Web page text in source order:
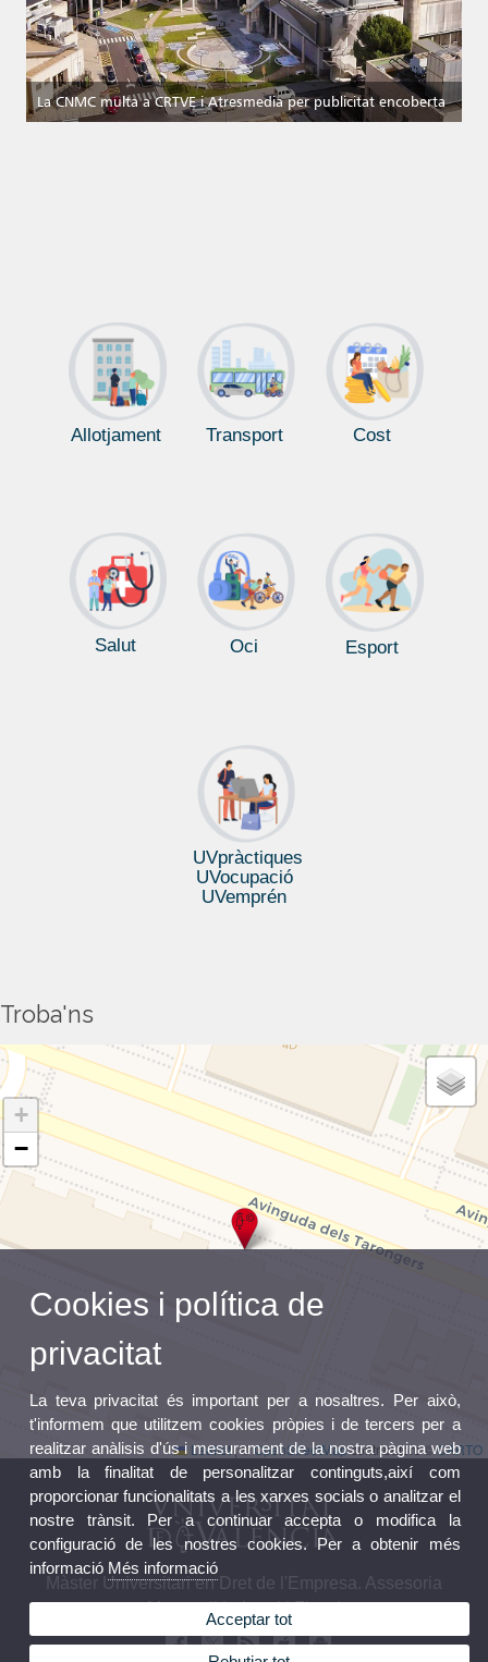
La CNMC multa a CRTVE i Atresmedia per publicitat encoberta
Allotjament Transport Cost
Salut Oci Esport
UVpràctiques
UVocupació
UVemprén
Troba'ns
+
−
Leaflet|©OpenStreetMapcontributors ©CARTO
Màster Universitari en Dret de l'Empresa. Assesoria
Mercantil Laboral i Fiscal
Cookies i política de
privacitat
La teva privacitat és important per a nosaltres. Per això,
t'informem que utilitzem cookies pròpies i de tercers per a
realitzar anàlisis d'ús i mesurament de la nostra pàgina web
amb la finalitat de personalitzar continguts,així com
proporcionar funcionalitats a les xarxes socials o analitzar el
nostre trànsit. Per a continuar accepta o modifica la
configuració de les nostres cookies. Per a obtenir més
informació Més informació
Acceptar tot